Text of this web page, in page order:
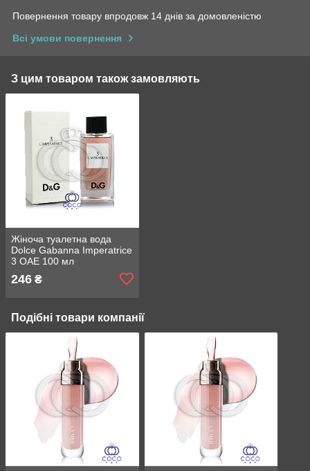
Повернення товару впродовж 14 днів за домовленістю
Всі умови повернення
З цим товаром також замовляють
Жіноча туалетна вода
Dolce Gabanna Imperatrice
3 ОАЕ 100 мл
246 ₴
Подібні товари компанії